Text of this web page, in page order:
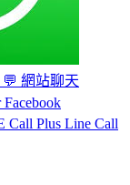
💬 網站聊天
Facebook
Line Call